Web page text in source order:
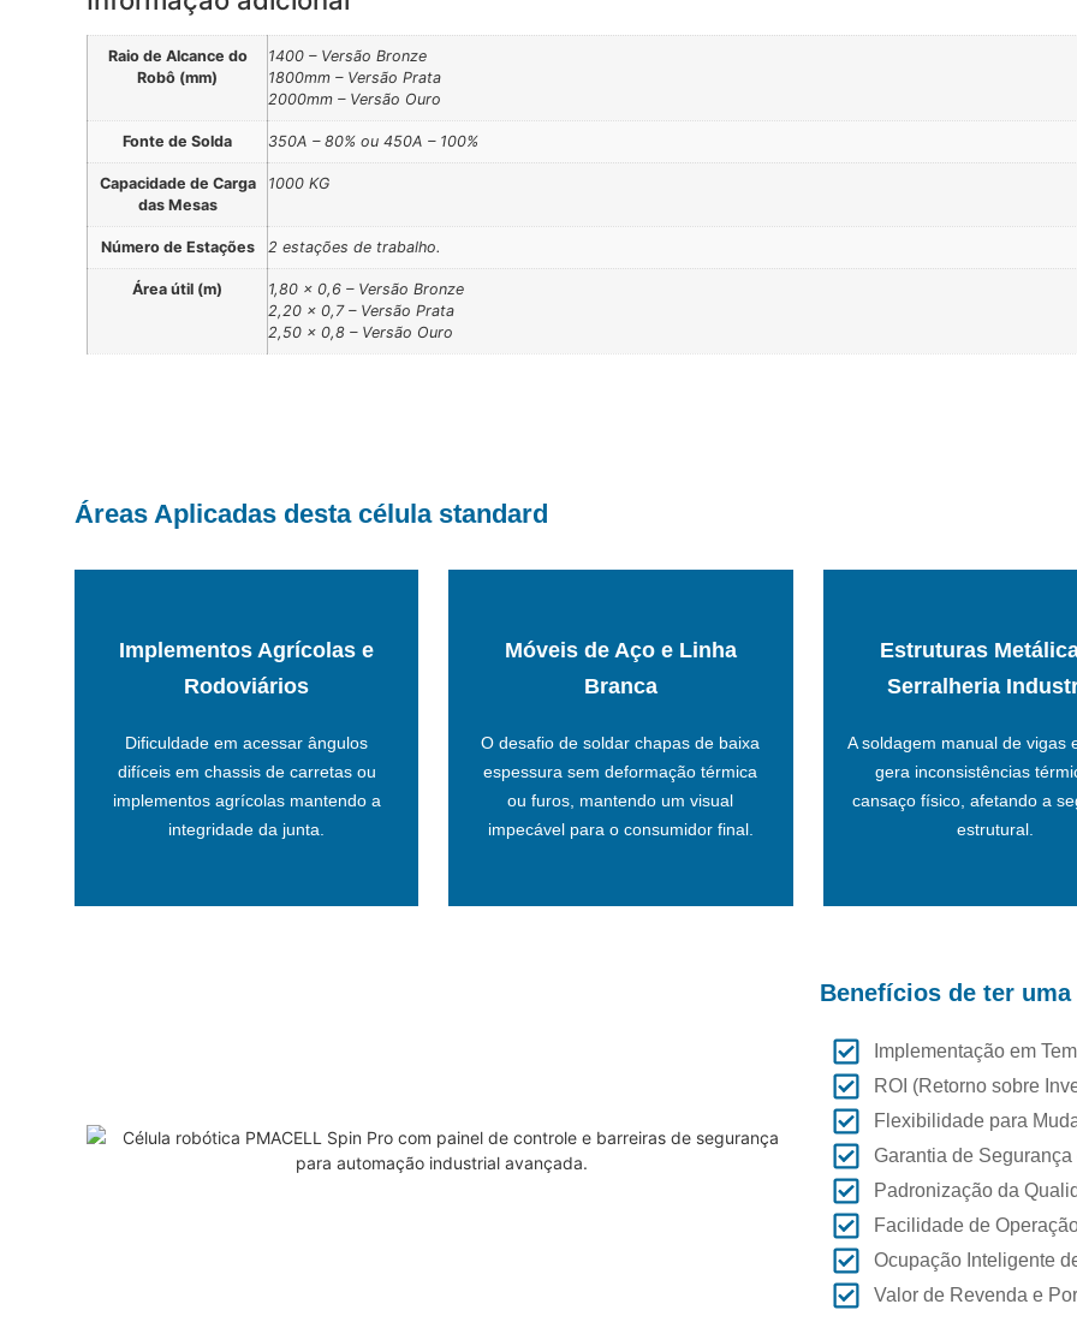
Raio de Alcance do
Robô (mm)
1400 – Versão Bronze
1800mm – Versão Prata
2000mm – Versão Ouro
Fonte de Solda 350A – 80% ou 450A – 100%
Capacidade de Carga
das Mesas
1000 KG
Número de Estações 2 estações de trabalho.
Área útil (m)
1,80 x 0,6 – Versão Bronze
2,20 x 0,7 – Versão Prata
2,50 x 0,8 – Versão Ouro
Áreas Aplicadas desta célula standard
Implementos Agrícolas e
Rodoviários
Dificuldade em acessar ângulos
difíceis em chassis de carretas ou
implementos agrícolas mantendo a
integridade da junta.
Flexibilidade de 6 Eixos
Nossas células standard utilizam
robôs com amplo envelope de
posições complexas com tochas
refrigeradas de alta performance.
Móveis de Aço e Linha
Branca
O desafio de soldar chapas de baixa
espessura sem deformação térmica
ou furos, mantendo um visual
impecável para o consumidor final.
Controle Térmico Avançado
Integração de fontes de solda
calor, ideal para armários de aço,
fogões e estruturas tubulares finas.
Estruturas
Serralheria
A soldagem manual de vigas
gera inconsistências
cansaço físico, afetando a
estrutural.
Estabilidade de
Voltaico
Robôs que executam
uniforme, eliminando
posterior.
Benefícios de ter
Implementação em
ROI (Retorno sobre
Flexibilidade para
Garantia de
Padronização da
Facilidade de
Ocupação Inteligente
Valor de Revenda e